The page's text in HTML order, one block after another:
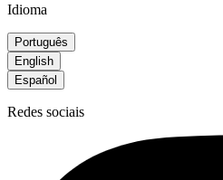
Idioma
Português
English
Español
Redes sociais